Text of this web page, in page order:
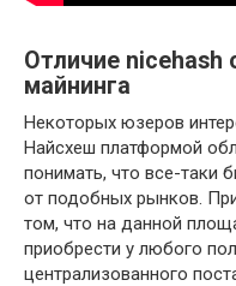
Отличие nicehash
майнинга
Некоторых юзеров
Найсхеш платформой
понимать, что все-таки
от подобных рынков.
том, что на данной
приобрести у любого
централизованного